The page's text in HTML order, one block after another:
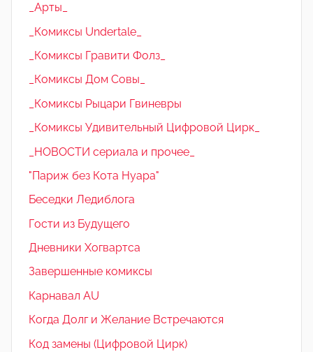
_Арты_
_Комиксы Undertale_
_Комиксы Гравити Фолз_
_Комиксы Дом Совы_
_Комиксы Рыцари Гвиневры
_Комиксы Удивительный Цифровой Цирк_
_НОВОСТИ сериала и прочее_
"Париж без Кота Нуара"
Беседки Ледиблога
Гости из Будущего
Дневники Хогвартса
Завершенные комиксы
Карнавал AU
Когда Долг и Желание Встречаются
Код замены (Цифровой Цирк)